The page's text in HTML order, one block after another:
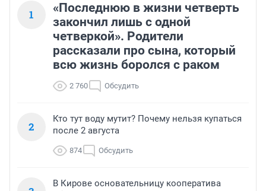
1
«Последнюю в жизни четверть
закончил лишь с одной
четверкой». Родители
рассказали про сына, который
всю жизнь боролся с раком
2 760 Обсудить
2
Кто тут воду мутит? Почему нельзя купаться
после 2 августа
874 Обсудить
В Кирове основательницу кооператива